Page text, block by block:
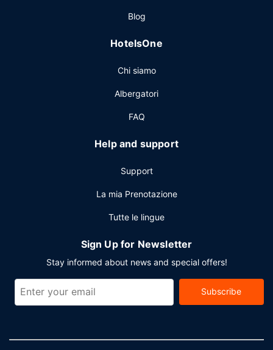
ordinazione è servita nei giorni feriali dalle ore 06:30 alle
11:30, dietro pagamento di un supplemento.
un pratico servizio di lavanderia e lavaggio a secco. Stai
pianificando un evento a Montréal? Presso un hotel avrai a
conferenze e 14 sale riunioni.
Blog
HotelsOne
Chi siamo
Albergatori
FAQ
Help and support
Support
La mia Prenotazione
Tutte le lingue
Sign Up for Newsletter
Stay informed about news and special offers!
Subscribe